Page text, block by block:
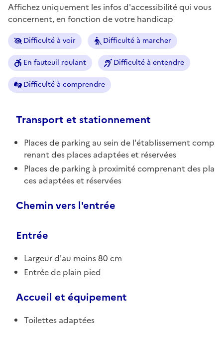
Affichez uniquement les infos d'accessibilité qui vous
concernent, en fonction de votre handicap
Difficulté à voir Difficulté à marcher
En fauteuil roulant Difficulté à entendre
Difficulté à comprendre
Transport et stationnement
Places de parking au sein de l'établissement comp
renant des places adaptées et réservées
Places de parking à proximité comprenant des pla
ces adaptées et réservées
Chemin vers l'entrée
Entrée
Largeur d'au moins 80 cm
Entrée de plain pied
Accueil et équipement
Toilettes adaptées